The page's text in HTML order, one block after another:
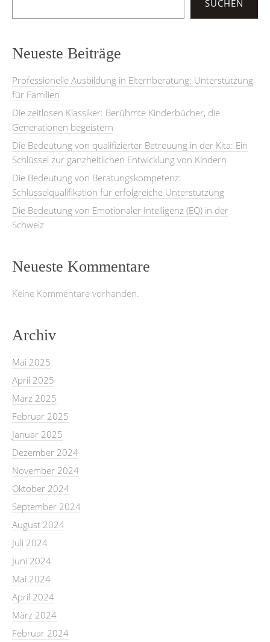
SUCHEN
Neueste Beiträge
Professionelle Ausbildung in Elternberatung: Unterstützung
für Familien
Die zeitlosen Klassiker: Berühmte Kinderbücher, die
Generationen begeistern
Die Bedeutung von qualifizierter Betreuung in der Kita: Ein
Schlüssel zur ganzheitlichen Entwicklung von Kindern
Die Bedeutung von Beratungskompetenz:
Schlüsselqualifikation für erfolgreiche Unterstützung
Die Bedeutung von Emotionaler Intelligenz (EQ) in der
Schweiz
Neueste Kommentare
Keine Kommentare vorhanden.
Archiv
Mai 2025
April 2025
März 2025
Februar 2025
Januar 2025
Dezember 2024
November 2024
Oktober 2024
September 2024
August 2024
Juli 2024
Juni 2024
Mai 2024
April 2024
März 2024
Februar 2024